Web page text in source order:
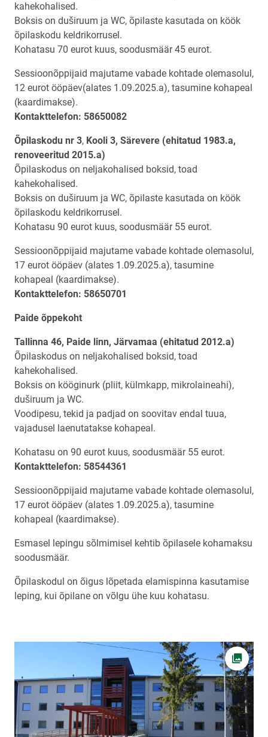
kahekohalised.
Boksis on duširuum ja WC, õpilaste kasutada on köök
õpilaskodu keldrikorrusel.
Kohatasu 70 eurot kuus, soodusmäär 45 eurot.
Sessioonõppijaid majutame vabade kohtade olemasolul,
12 eurot ööpäev(alates 1.09.2025.a), tasumine kohapeal
(kaardimakse).
Kontakttelefon: 58650082
Õpilaskodu nr 3, Kooli 3, Särevere (ehitatud 1983.a,
renoveeritud 2015.a)
Õpilaskodus on neljakohalised boksid, toad
kahekohalised.
Boksis on duširuum ja WC, õpilaste kasutada on köök
õpilaskodu keldrikorrusel.
Kohatasu 90 eurot kuus, soodusmäär 55 eurot.
Sessioonõppijaid majutame vabade kohtade olemasolul,
17 eurot ööpäev (alates 1.09.2025.a), tasumine
kohapeal (kaardimakse).
Kontakttelefon: 58650701
Paide õppekoht
Tallinna 46, Paide linn, Järvamaa (ehitatud 2012.a)
Õpilaskodus on neljakohalised boksid, toad
kahekohalised.
Boksis on kööginurk (pliit, külmkapp, mikrolaineahi),
duširuum ja WC.
Voodipesu, tekid ja padjad on soovitav endal tuua,
vajadusel laenutatakse kohapeal.
Kohatasu on 90 eurot kuus, soodusmäär 55 eurot.
Kontakttelefon: 58544361
Sessioonõppijaid majutame vabade kohtade olemasolul,
17 eurot ööpäev (alates 1.09.2025.a), tasumine
kohapeal (kaardimakse).
Esmasel lepingu sõlmimisel kehtib õpilasele kohamaksu
soodusmäär.
Õpilaskodul on õigus lõpetada elamispinna kasutamise
leping, kui õpilane on võlgu ühe kuu kohatasu.
Ava